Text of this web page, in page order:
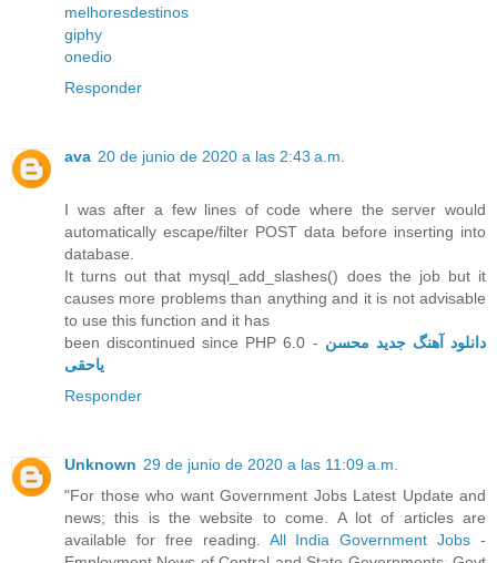
melhoresdestinos
giphy
onedio
Responder
ava 20 de junio de 2020 a las 2:43 a.m.
I was after a few lines of code where the server would
automatically escape/filter POST data before inserting into
database.
It turns out that mysql_add_slashes() does the job but it
causes more problems than anything and it is not advisable
to use this function and it has
been discontinued since PHP 6.0 - دانلود آهنگ جدید محسن
یاحقی
Responder
Unknown 29 de junio de 2020 a las 11:09 a.m.
"For those who want Government Jobs Latest Update and
news; this is the website to come. A lot of articles are
available for free reading. All India Government Jobs -